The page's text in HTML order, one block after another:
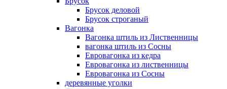
Брусок деловой
Брусок строганый
Вагонка
Вагонка штиль из Лиственницы
вагонка штиль из Сосны
Евровагонка из кедра
Евровагонка из лиственницы
Евровагонка из Сосны
деревянные уголки